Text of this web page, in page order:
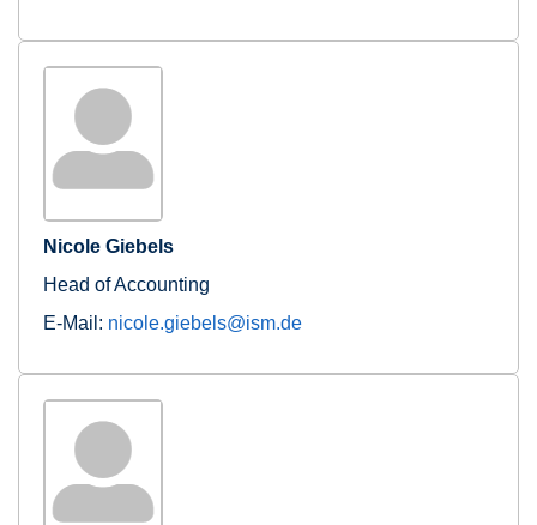
Nicole Giebels
Head of Accounting
E-Mail: nicole.giebels@ism.de